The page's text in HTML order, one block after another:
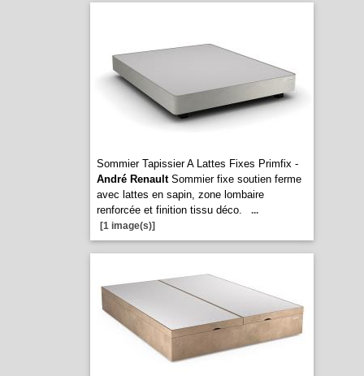
Sommier Tapissier A Lattes Fixes Primfix -
André RenaultSommier fixe soutien ferme
avec lattes en sapin, zone lombaire
renforcée et finition tissu déco.
...
[1 image(s)]